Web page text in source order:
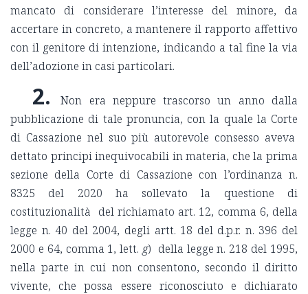
mancato di considerare l’interesse del minore, da
accertare in concreto, a mantenere il rapporto affettivo
con il genitore di intenzione, indicando a tal fine la via
dell’adozione in casi particolari.
2.Non era neppure trascorso un anno dalla
pubblicazione di tale pronuncia, con la quale la Corte
di Cassazione nel suo più autorevole consesso aveva
dettato principi inequivocabili in materia, che la prima
sezione della Corte di Cassazione con l’ordinanza n.
8325 del 2020 ha sollevato la questione di
costituzionalità del richiamato art. 12, comma 6, della
legge n. 40 del 2004, degli artt. 18 del d.p.r. n. 396 del
2000 e 64, comma 1, lett.g) della legge n. 218 del 1995,
nella parte in cui non consentono, secondo il diritto
vivente, che possa essere riconosciuto e dichiarato